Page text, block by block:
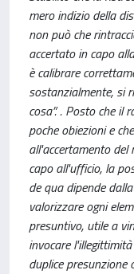
mero indizio della
non può che
accertato in capo
è calibrare
sostanzialmente, si
cosa”. . Posto che
poche obiezioni e
all'accertamento del
capo all'ufficio, la
de qua dipende
valorizzare ogni
presuntivo, utile a
invocare
duplice presunzione